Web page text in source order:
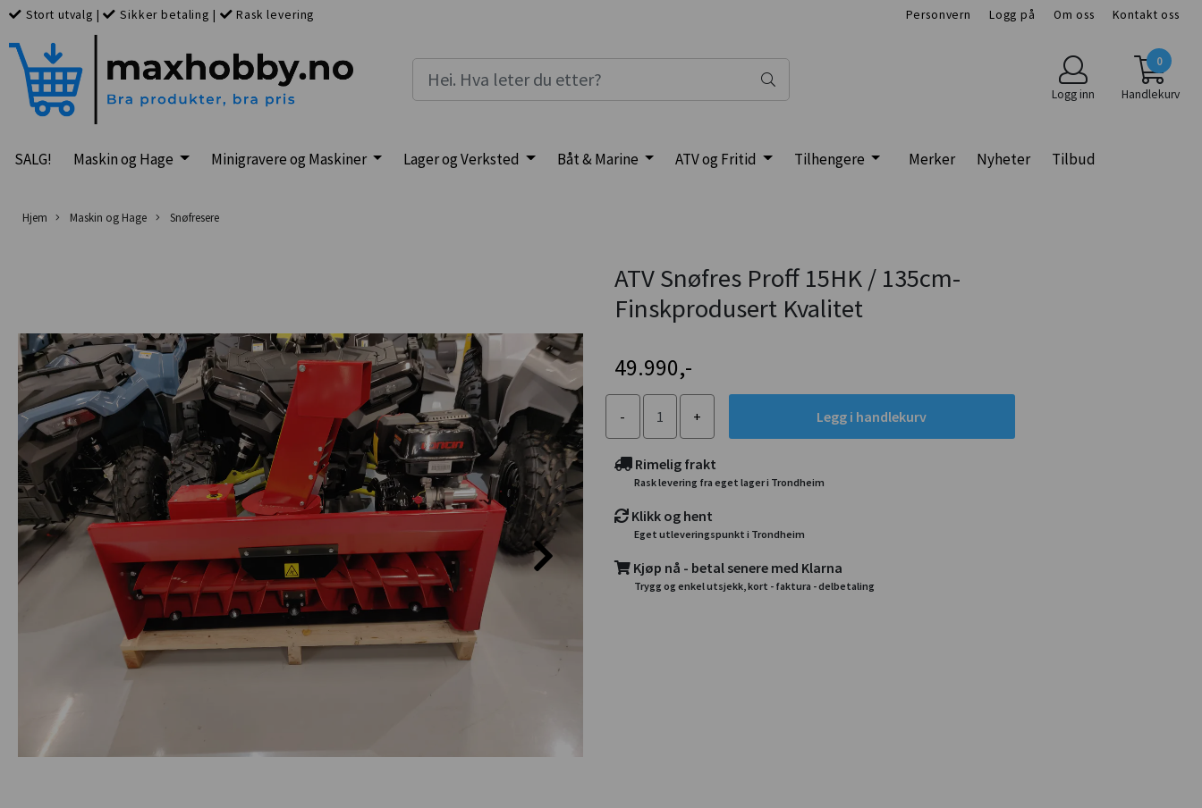
Stort utvalg | Sikker betaling | Rask levering Personvern Logg på Om oss Kontakt oss
Logg inn
0
Handlekurv
SALG! Maskin og Hage Minigravere og Maskiner Lager og Verksted Båt & Marine ATV og Fritid Tilhengere Merker Nyheter Tilbud
Hjem Maskin og Hage Snøfresere
ATV Snøfres Proff 15HK / 135cm-
Finskprodusert Kvalitet
49.990,-
Legg i handlekurv
Rimelig frakt
Rask levering fra eget lager i Trondheim
Klikk og hent
Eget utleveringspunkt i Trondheim
Kjøp nå - betal senere med Klarna
Trygg og enkel utsjekk, kort - faktura - delbetaling